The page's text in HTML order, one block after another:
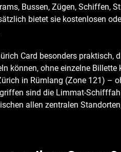
Bussen, Zügen, Schiffen,
bietet sie kostenlosen
Card besonders praktisch,
können, ohne einzelne
in Rümlang (Zone 121) –
sind die Limmat-
allen zentralen